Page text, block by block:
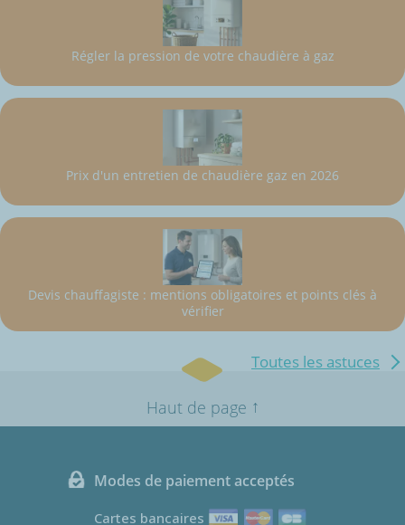
Régler la pression de votre chaudière à gaz
Prix d'un entretien de chaudière gaz en 2026
Devis chauffagiste : mentions obligatoires et points clés à
vérifier
Toutes les astuces
Haut de page ↑
Modes de paiement acceptés
Cartes bancaires